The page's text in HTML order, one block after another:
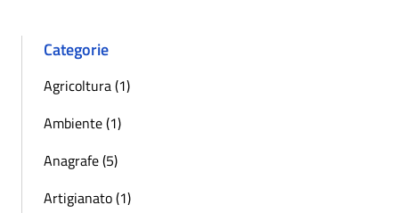
Categorie
Agricoltura (1)
Ambiente (1)
Anagrafe (5)
Artigianato (1)